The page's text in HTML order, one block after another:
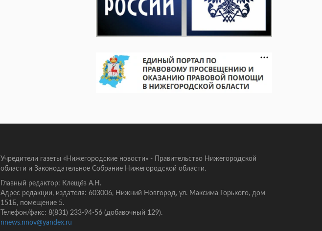
Учредители газеты «Нижегородские новости» - Правительство Нижегородской
области и Законодательное Собрание Нижегородской области.
Главный редактор: Клещёв А.Н.
Адрес редакции, издателя: 603006, Нижний Новгород, ул. Максима Горького, дом
151Б, помещение 5.
Телефон/факс: 8(831) 233-94-56 (добавочный 129).
nnews.nnov@yandex.ru